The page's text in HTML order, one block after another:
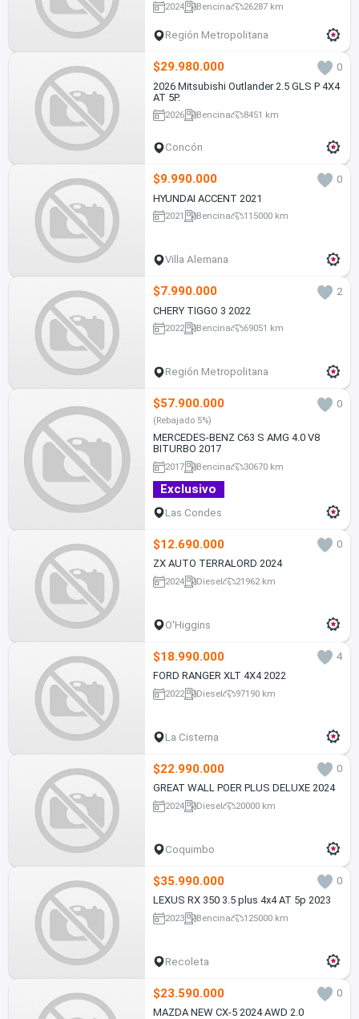
2024 Bencina 26287 km
Región Metropolitana
$29.980.000
0
2026 Mitsubishi Outlander 2.5 GLS P 4X4
AT 5P.
2026 Bencina 8451 km
Concón
$9.990.000
0
HYUNDAI ACCENT 2021
2021 Bencina 115000 km
Villa Alemana
$7.990.000
2
CHERY TIGGO 3 2022
2022 Bencina 69051 km
Región Metropolitana
$57.900.000 0
(Rebajado 5%)
MERCEDES-BENZ C63 S AMG 4.0 V8
BITURBO 2017
2017 Bencina 30670 km
Exclusivo
Las Condes
$12.690.000
0
ZX AUTO TERRALORD 2024
2024 Diesel 21962 km
O'Higgins
$18.990.000
4
FORD RANGER XLT 4X4 2022
2022 Diesel 97190 km
La Cisterna
$22.990.000
0
GREAT WALL POER PLUS DELUXE 2024
2024 Diesel 20000 km
Coquimbo
$35.990.000
0
LEXUS RX 350 3.5 plus 4x4 AT 5p 2023
2023 Bencina 125000 km
Recoleta
$23.590.000
0
MAZDA NEW CX-5 2024 AWD 2.0